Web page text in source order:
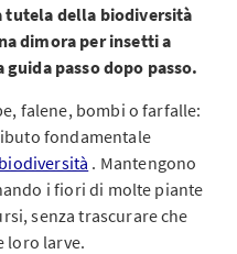
tutela della biodiversità
dimora per insetti a
passo dopo passo.
falene, bombi o farfalle:
fondamentale
. Mantengono
i fiori di molte piante
senza trascurare che
loro larve.